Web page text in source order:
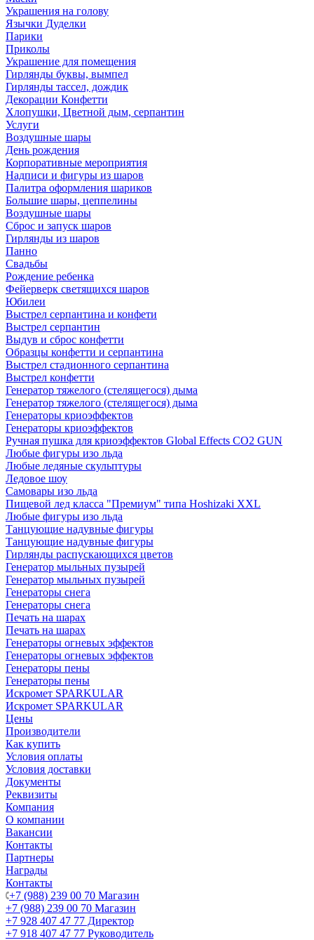
Украшения на голову
Язычки Дуделки
Парики
Приколы
Украшение для помещения
Гирлянды буквы, вымпел
Гирлянды тассел, дождик
Декорации Конфетти
Хлопушки, Цветной дым, серпантин
Услуги
Воздушные шары
День рождения
Корпоративные мероприятия
Надписи и фигуры из шаров
Палитра оформления шариков
Большие шары, цеппелины
Воздушные шары
Сброс и запуск шаров
Гирлянды из шаров
Панно
Свадьбы
Рождение ребенка
Фейерверк светящихся шаров
Юбилеи
Выстрел серпантина и конфети
Выстрел серпантин
Выдув и сброс конфетти
Образцы конфетти и серпантина
Выстрел стадионного серпантина
Выстрел конфетти
Генератор тяжелого (стелящегося) дыма
Генератор тяжелого (стелящегося) дыма
Генераторы криоэффектов
Генераторы криоэффектов
Ручная пушка для криоэффектов Global Effects CO2 GUN
Любые фигуры изо льда
Любые ледяные скульптуры
Ледовое шоу
Самовары изо льда
Пищевой лед класса "Премиум" типа Hoshizaki XXL
Любые фигуры изо льда
Танцующие надувные фигуры
Танцующие надувные фигуры
Гирлянды распускающихся цветов
Генератор мыльных пузырей
Генератор мыльных пузырей
Генераторы снега
Генераторы снега
Печать на шарах
Печать на шарах
Генераторы огневых эффектов
Генераторы огневых эффектов
Генераторы пены
Генераторы пены
Искромет SPARKULAR
Искромет SPARKULAR
Цены
Производители
Как купить
Условия оплаты
Условия доставки
Документы
Реквизиты
Компания
О компании
Вакансии
Контакты
Партнеры
Награды
Контакты
+7 (988) 239 00 70 Магазин
+7 (988) 239 00 70 Магазин
+7 928 407 47 77 Директор
+7 918 407 47 77 Руководитель